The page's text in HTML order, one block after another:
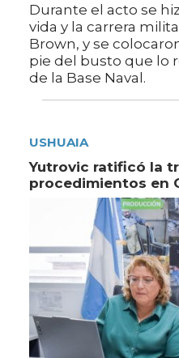
Durante el acto se
vida y la carrera
Brown, y se
pie del busto que lo
de la Base Naval.
USHUAIA
Yutrovic ratificó la
procedimientos en